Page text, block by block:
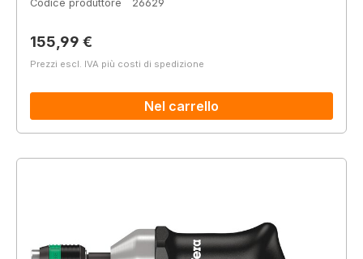
Codice produttore
26629
Prezzo normale:
155,99 €
Prezzi escl. IVA più costi di spedizione
Nel carrello